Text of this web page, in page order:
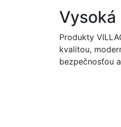
Vysoká
Produkty
kvalitou,
bezpečnosťou